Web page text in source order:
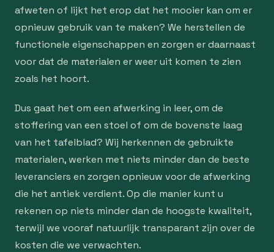
afweten of lijkt het erop dat het mooier kan om er
opnieuw gebruik van te maken? We herstellen de
functionele eigenschappen en zorgen er daarnaast
voor dat de materialen er weer uit komen te zien
zoals het hoort.
Dus gaat het om een afwerking in leer, om de
stoffering van een stoel of om de bovenste laag
van het tafelblad? Wij herkennen de gebruikte
materialen, werken met niets minder dan de beste
leveranciers en zorgen opnieuw voor de afwerking
die het antiek verdient. Op die manier kunt u
rekenen op niets minder dan de hoogste kwaliteit,
terwijl we vooraf natuurlijk transparant zijn over de
kosten die we verwachten.